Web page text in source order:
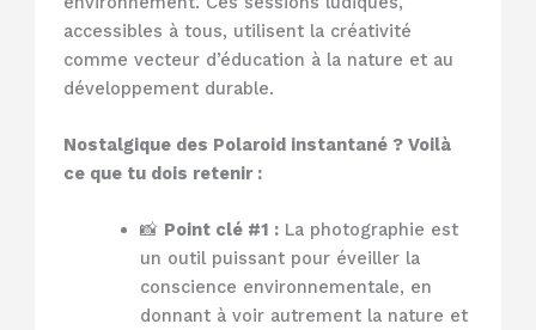
accessibles à tous, utilisent la créativité
comme vecteur d’éducation à la nature et au
développement durable.
Nostalgique des Polaroid instantané ? Voilà
ce que tu dois retenir :
📸 Point clé #1 :La photographie est
un outil puissant pour éveiller la
conscience environnementale, en
donnant à voir autrement la nature et